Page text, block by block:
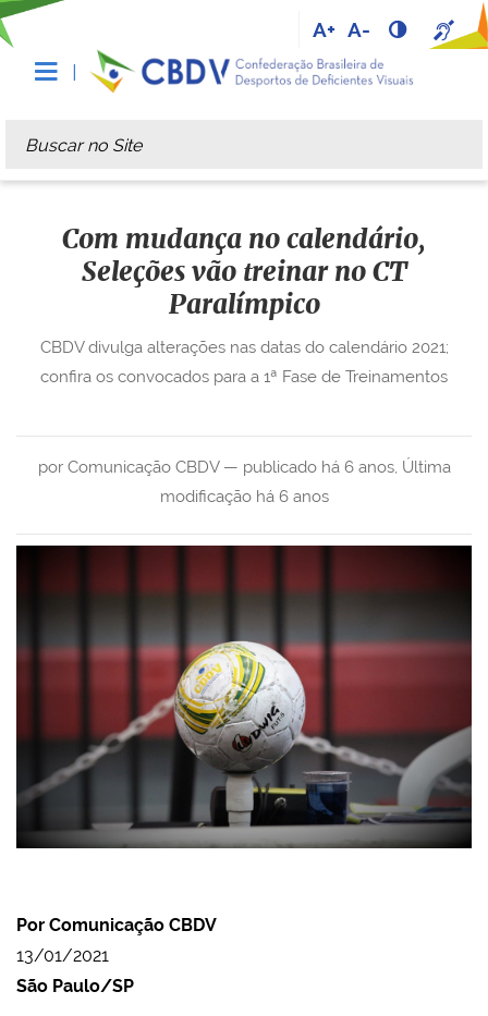
A+ A-
Busca
Busca Avançada…
Com mudança no calendário,
Seleções vão treinar no CT
Paralímpico
por Comunicação CBDV — publicado há 6 anos, Última
modificação há 6 anos
CBDV divulga alterações nas datas do calendário 2021;
confira os convocados para a 1ª Fase de Treinamentos
Por Comunicação CBDV
13/01/2021
São Paulo/SP